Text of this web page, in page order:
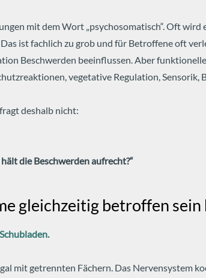
mit dem Wort „psychosomatisch“. Oft wird
Das ist fachlich zu grob und für Betroffene oft
Beschwerden beeinflussen. Aber
vegetative Regulation, Sensorik,
deshalb nicht:
die Beschwerden aufrecht?“
gleichzeitig betroffen sein
mit getrennten Fächern. Das Nervensystem